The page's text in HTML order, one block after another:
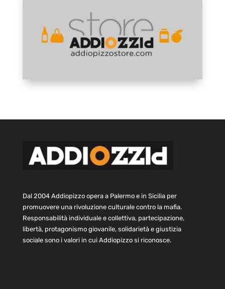
Dal 2004 Addiopizzo opera a Palermo e in Sicilia per
promuovere una rivoluzione culturale contro la mafia.
Responsabilità individuale e collettiva, partecipazione,
libertà, protagonismo giovanile, solidarietà e giustizia
sociale sono i valori in cui Addiopizzo si riconosce.